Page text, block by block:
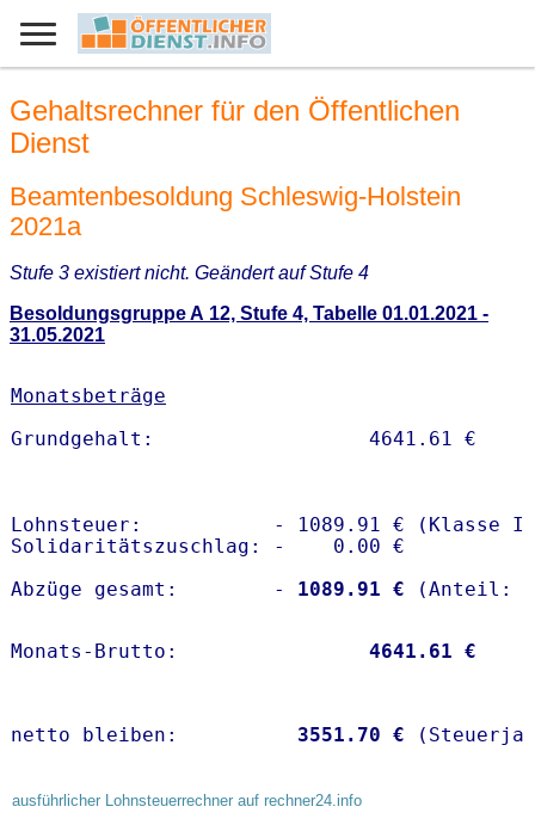
Gehaltsrechner für den Öffentlichen
Dienst
Beamtenbesoldung Schleswig-Holstein
2021a
Stufe 3 existiert nicht. Geändert auf Stufe 4
Besoldungsgruppe A 12, Stufe 4, Tabelle 01.01.2021 -
31.05.2021
Monatsbeträge
Lohnsteuer:           - 1089.91 € (Klasse I)
Solidaritätszuschlag: -    0.00 €
Abzüge gesamt:        -
1089.91 €
Monats-Brutto: 4641.61 €
netto bleiben: 3551.70 €
ausführlicher Lohnsteuerrechner auf rechner24.info